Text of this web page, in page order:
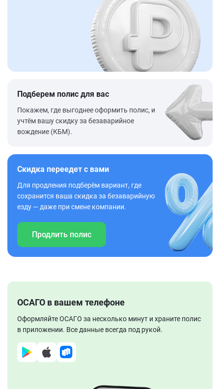
Подберем полис для вас
Покажем, где выгоднее оформить полис, и
учтём вашу скидку за безаварийное
вождение (КБМ).
Скидка переедет с вами
Для продления подберём вариант, где
сохранится ваша скидка за безаварийную
езду — даже при смене компании.
Продлить полис
ОСАГО в вашем телефоне
Оформляйте ОСАГО за несколько минут и храните полис
в приложении. Все данные всегда под рукой.